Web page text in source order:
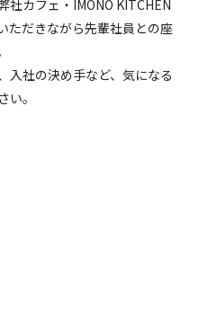
社カフェ・IMONO KITCHEN
ただきながら先輩社員との座
入社の決め手など、気になる
い。